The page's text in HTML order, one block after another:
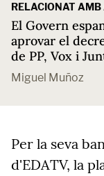
RELACIONAT
El Govern
aprovar el
de PP, Vox i
Miguel Muñoz
Per la seva
d'EDATV, la